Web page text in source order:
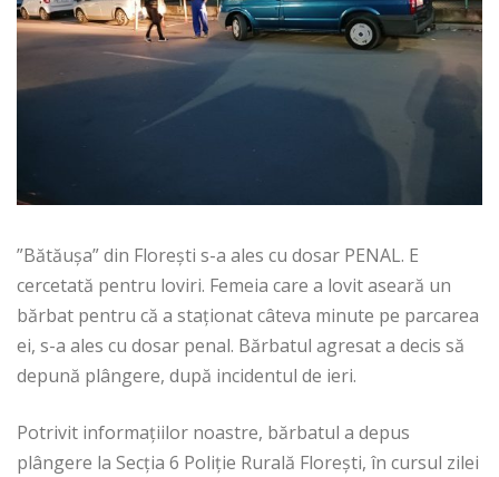
”Bătăușa” din Florești s-a ales cu dosar PENAL. E
cercetată pentru loviri. Femeia care a lovit aseară un
bărbat pentru că a staționat câteva minute pe parcarea
ei, s-a ales cu dosar penal. Bărbatul agresat a decis să
depună plângere, după incidentul de ieri.
Potrivit informațiilor noastre, bărbatul a depus
plângere la Secţia 6 Poliţie Rurală Floreşti, în cursul zilei